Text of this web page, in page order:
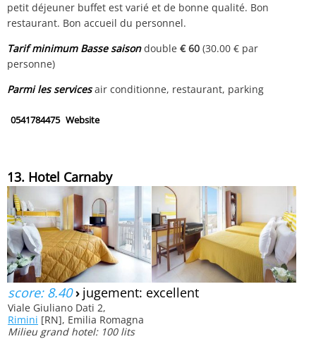
petit déjeuner buffet est varié et de bonne qualité. Bon
restaurant. Bon accueil du personnel.
Tarif minimum Basse saisondouble€ 60 (30.00 € par
personne)
Parmi les servicesair conditionne, restaurant, parking
0541784475 Website
13. Hotel Carnaby
score: 8.40› jugement: excellent
Viale Giuliano Dati 2,
Rimini [RN], Emilia Romagna
Milieu grand hotel: 100 lits